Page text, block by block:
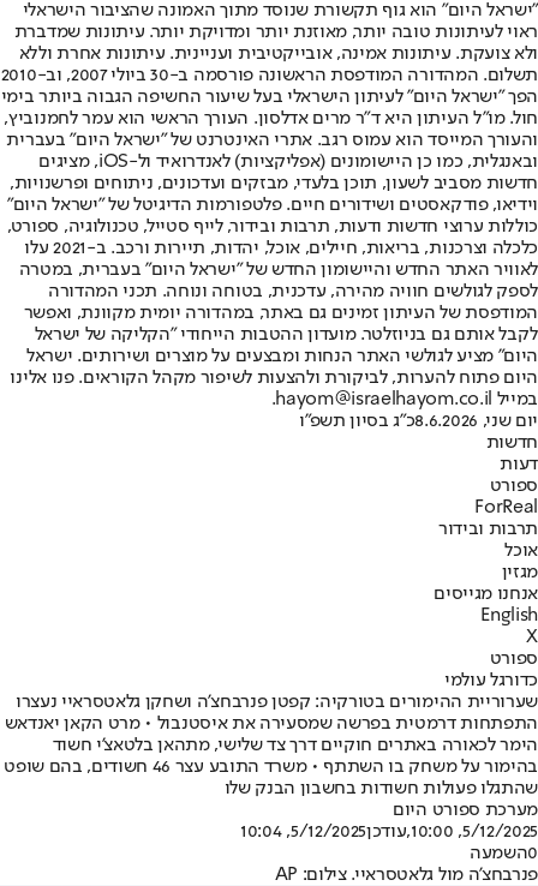
"ישראל היום" הוא גוף תקשורת שנוסד מתוך האמונה שהציבור הישראלי
ראוי לעיתונות טובה יותר, מאוזנת יותר ומדויקת יותר. עיתונות שמדברת
ולא צועקת. עיתונות אמינה, אובייקטיבית ועניינית. עיתונות אחרת וללא
תשלום. המהדורה המודפסת הראשונה פורסמה ב-30 ביולי 2007, וב-2010
הפך "ישראל היום" לעיתון הישראלי בעל שיעור החשיפה הגבוה ביותר בימי
חול. מו"ל העיתון היא ד"ר מרים אדלסון. העורך הראשי הוא עמר לחמנוביץ,
והעורך המייסד הוא עמוס רגב. אתרי האינטרנט של "ישראל היום" בעברית
ובאנגלית, כמו כן היישומונים (אפליקציות) לאנדרואיד ול-iOS, מציגים
חדשות מסביב לשעון, תוכן בלעדי, מבזקים ועדכונים, ניתוחים ופרשנויות,
וידיאו, פודקאסטים ושידורים חיים. פלטפורמות הדיגיטל של "ישראל היום"
כוללות ערוצי חדשות ודעות, תרבות ובידור, לייף סטייל, טכנולוגיה, ספורט,
כלכלה וצרכנות, בריאות, חיילים, אוכל, יהדות, תיירות ורכב. ב-2021 עלו
לאוויר האתר החדש והיישומון החדש של "ישראל היום" בעברית, במטרה
לספק לגולשים חוויה מהירה, עדכנית, בטוחה ונוחה. תכני המהדורה
המודפסת של העיתון זמינים גם באתר, במהדורה יומית מקוונת, ואפשר
לקבל אותם גם בניוזלטר. מועדון ההטבות הייחודי "הקליקה של ישראל
היום" מציע לגולשי האתר הנחות ומבצעים על מוצרים ושירותים. ישראל
היום פתוח להערות, לביקורת ולהצעות לשיפור מקהל הקוראים. פנו אלינו
במייל hayom@israelhayom.co.il.
יום שני, 8.6.2026
כ"ג בסיון תשפ"ו
חדשות
דעות
ספורט
ForReal
תרבות ובידור
אוכל
מגזין
אנחנו מגייסים
English
X
ספורט
כדורגל עולמי
שערוריית ההימורים בטורקיה: קפטן פנרבחצ'ה ושחקן גלאטסראיי נעצרו
התפתחות דרמטית בפרשה שמסעירה את איסטנבול • מרט הקאן יאנדאש
הימר לכאורה באתרים חוקיים דרך צד שלישי, מתהאן בלטאצ'י חשוד
בהימור על משחק בו השתתף • משרד התובע עצר 46 חשודים, בהם שופט
שהתגלו פעולות חשודות בחשבון הבנק שלו
מערכת ספורט היום
5/12/2025, 10:00
,עודכן5/12/2025, 10:04
0השמעה
פנרבחצ'ה מול גלאטסראיי. צילום: AP